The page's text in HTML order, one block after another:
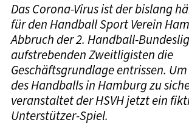
Das Corona-Virus ist der bislang
für den Handball Sport Verein
Abbruch der 2. Handball-
aufstrebenden Zweitligisten die
Geschäftsgrundlage entrissen.
des Handballs in Hamburg zu
veranstaltet der HSVH jetzt ein
Unterstützer-Spiel.